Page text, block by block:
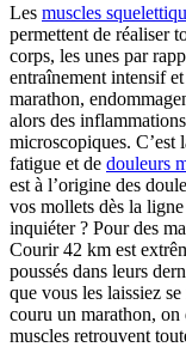
Les muscles
permettent de réaliser
corps, les unes par
entraînement intensif
marathon,
alors des
microscopiques. C’est
fatigue et de douleurs
est à l’origine des
vos mollets dès la
inquiéter ? Pour des
Courir 42 km est
poussés dans leurs
que vous les laissiez
couru un marathon, on
muscles retrouvent